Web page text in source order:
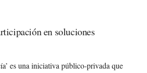
en soluciones
es una iniciativa público-privada que